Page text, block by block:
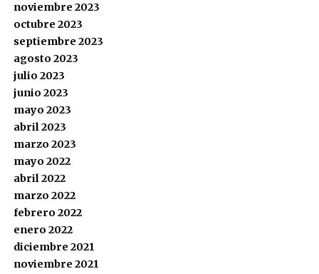
noviembre 2023
octubre 2023
septiembre 2023
agosto 2023
julio 2023
junio 2023
mayo 2023
abril 2023
marzo 2023
mayo 2022
abril 2022
marzo 2022
febrero 2022
enero 2022
diciembre 2021
noviembre 2021